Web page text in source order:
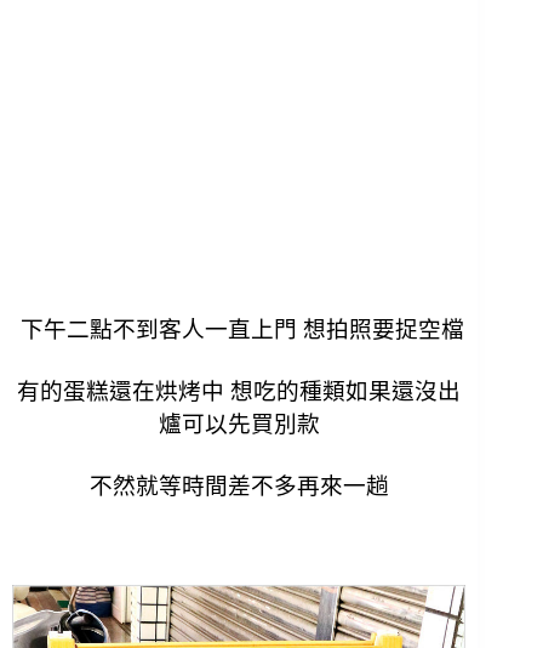
下午二點不到客人一直上門 想拍照要捉空檔
有的蛋糕還在烘烤中 想吃的種類如果還沒出
爐可以先買別款
不然就等時間差不多再來一趟